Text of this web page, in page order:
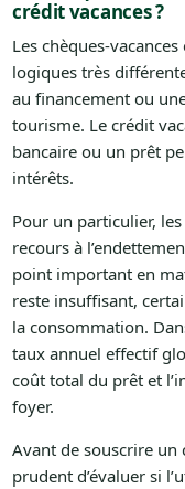
crédit vacances ?
Les chèques-vacances
logiques très
au financement ou
tourisme. Le crédit
bancaire ou un prêt
intérêts.
Pour un particulier,
recours à
point important en
reste insuffisant,
la consommation.
taux annuel effectif
coût total du prêt et
foyer.
Avant de souscrire un
prudent d’évaluer si